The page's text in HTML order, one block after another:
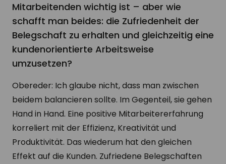
Mitarbeitenden wichtig ist – aber wie
schafft man beides: die Zufriedenheit der
Belegschaft zu erhalten und gleichzeitig eine
kundenorientierte Arbeitsweise
umzusetzen?
Obereder: Ich glaube nicht, dass man zwischen
beidem balancieren sollte. Im Gegenteil, sie gehen
Hand in Hand. Eine positive Mitarbeitererfahrung
korreliert mit der Effizienz, Kreativität und
Produktivität. Das wiederum hat den gleichen
Effekt auf die Kunden. Zufriedene Belegschaften